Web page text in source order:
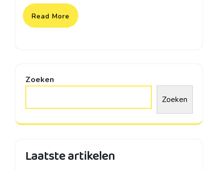
Read More
Zoeken
Zoeken
Laatste artikelen